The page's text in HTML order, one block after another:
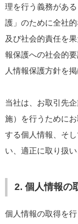
理を行う義務があ
護」のために全社
及び社会的責任を
報保護への社会的
人情報保護方針を
当社は、お取引先
施）を行うために
する個人情報、そ
い、適正に取り扱
2. 個人情報の
個人情報の取得を行